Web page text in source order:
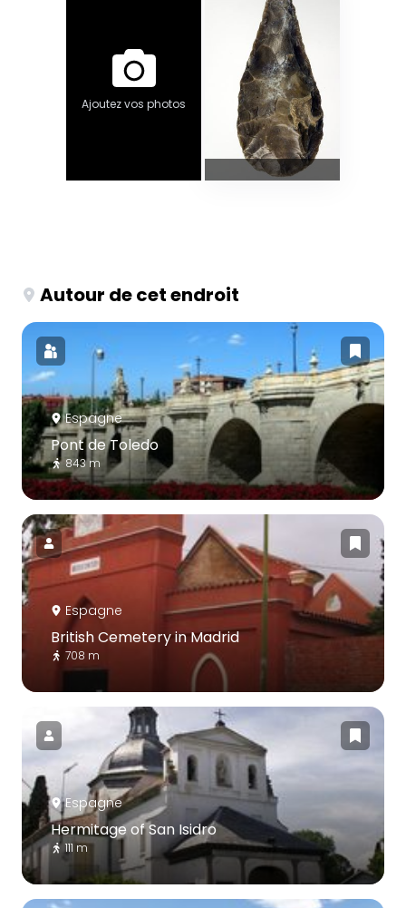
Ajoutez vos photos
Autour de cet endroit
Espagne
Pont de Toledo
843 m
Espagne
British Cemetery in Madrid
708 m
Espagne
Hermitage of San Isidro
111 m